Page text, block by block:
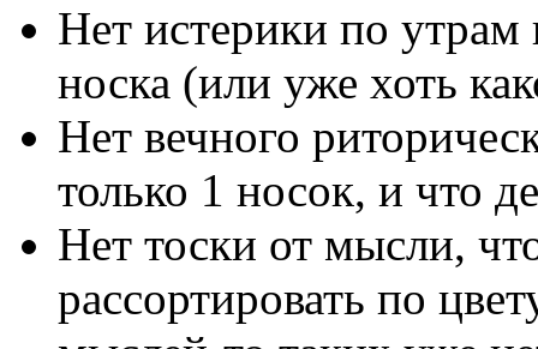
Нет истерики по утрам
носка (или уже хоть
Нет вечного
только 1 носок, и что
Нет тоски от мысли,
рассортировать по